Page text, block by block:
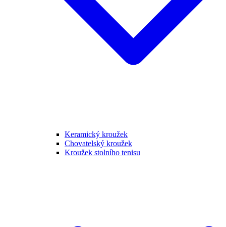
Keramický kroužek
Chovatelský kroužek
Kroužek stolního tenisu